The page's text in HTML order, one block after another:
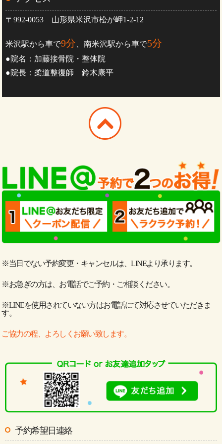
〒992-0053 山形県米沢市松が岬1-2-12
米沢駅から車で9分 、南米沢駅から車で5分
●院名：加藤接骨院・整体院
●院長：柔道整復師 鈴木康平
※当日でない予約変更・キャンセルは、LINEより承ります。
※お急ぎの方は、お電話でご予約・ご相談ください。
※LINEを使用されていない方はお電話にて対応させていただきま
す。
ご協力の程、よろしくお願い致します。
予約希望日連絡